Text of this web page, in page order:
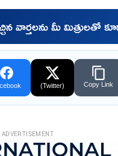
వార్తలను మీ మిత్రులతో
(Twitter) Copy Link
ADVERTISEMENT